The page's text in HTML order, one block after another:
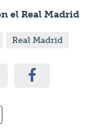
el Real Madrid
Real Madrid